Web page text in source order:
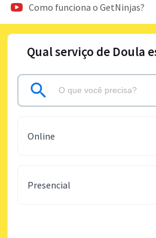
Como funciona o GetNinjas?
Qual serviço de Doula
Online
Presencial